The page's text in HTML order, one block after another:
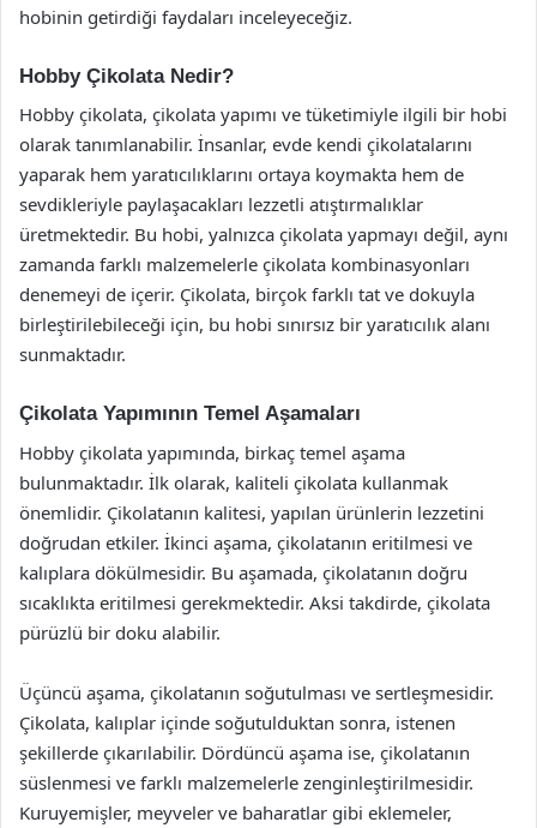
hobinin getirdiği faydaları inceleyeceğiz.
Hobby Çikolata Nedir?
Hobby çikolata, çikolata yapımı ve tüketimiyle ilgili bir hobi
olarak tanımlanabilir. İnsanlar, evde kendi çikolatalarını
yaparak hem yaratıcılıklarını ortaya koymakta hem de
sevdikleriyle paylaşacakları lezzetli atıştırmalıklar
üretmektedir. Bu hobi, yalnızca çikolata yapmayı değil, aynı
zamanda farklı malzemelerle çikolata kombinasyonları
denemeyi de içerir. Çikolata, birçok farklı tat ve dokuyla
birleştirilebileceği için, bu hobi sınırsız bir yaratıcılık alanı
sunmaktadır.
Çikolata Yapımının Temel Aşamaları
Hobby çikolata yapımında, birkaç temel aşama
bulunmaktadır. İlk olarak, kaliteli çikolata kullanmak
önemlidir. Çikolatanın kalitesi, yapılan ürünlerin lezzetini
doğrudan etkiler. İkinci aşama, çikolatanın eritilmesi ve
kalıplara dökülmesidir. Bu aşamada, çikolatanın doğru
sıcaklıkta eritilmesi gerekmektedir. Aksi takdirde, çikolata
pürüzlü bir doku alabilir.
Üçüncü aşama, çikolatanın soğutulması ve sertleşmesidir.
Çikolata, kalıplar içinde soğutulduktan sonra, istenen
şekillerde çıkarılabilir. Dördüncü aşama ise, çikolatanın
süslenmesi ve farklı malzemelerle zenginleştirilmesidir.
Kuruyemişler, meyveler ve baharatlar gibi eklemeler,